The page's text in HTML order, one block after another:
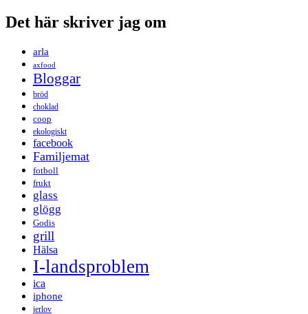
Det här skriver jag om
arla
axfood
Bloggar
bröd
choklad
coop
ekologiskt
facebook
Familjemat
fotboll
frukt
glass
glögg
Godis
grill
Hälsa
I-landsproblem
ica
iphone
jerlov